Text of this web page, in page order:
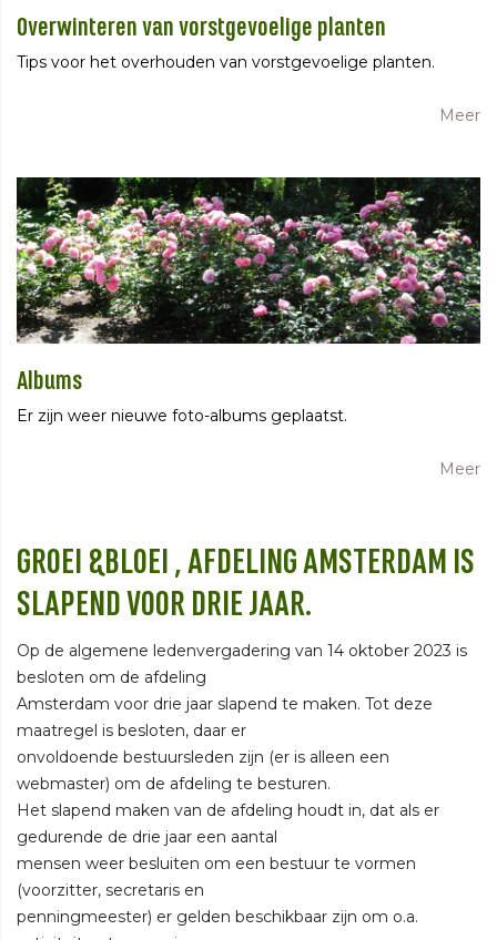
Overwinteren van vorstgevoelige planten
Tips voor het overhouden van vorstgevoelige planten.
Meer
Albums
Er zijn weer nieuwe foto-albums geplaatst.
Meer
GROEI &BLOEI , AFDELING AMSTERDAM IS
SLAPEND VOOR DRIE JAAR.
Op de algemene ledenvergadering van 14 oktober 2023 is
besloten om de afdeling
Amsterdam voor drie jaar slapend te maken. Tot deze
maatregel is besloten, daar er
onvoldoende bestuursleden zijn (er is alleen een
webmaster) om de afdeling te besturen.
Het slapend maken van de afdeling houdt in, dat als er
gedurende de drie jaar een aantal
mensen weer besluiten om een bestuur te vormen
(voorzitter, secretaris en
penningmeester) er gelden beschikbaar zijn om o.a.